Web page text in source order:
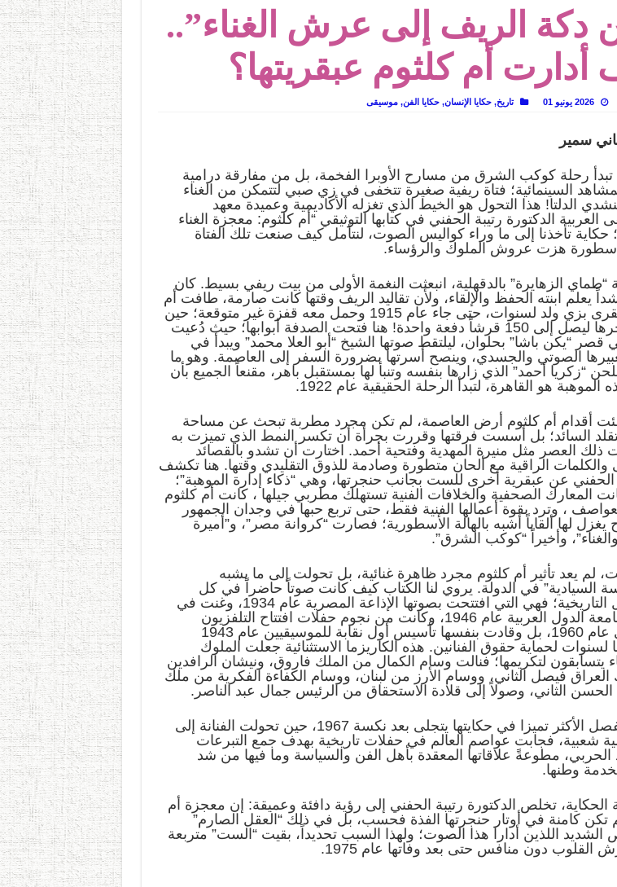
دكة الريف إلى عرش الغناء”..
أدارت أم كلثوم عبقريتها؟
2026 يونيو 01 تاريخ,حكايا الإنسان,حكايا الفن,موسيقى
سمير
تبدأ رحلة كوكب الشرق من مسارح الأوبرا الفخمة، بل من مفارقة درامية
السينمائية؛ فتاة ريفية صغيرة تتخفى في زي صبي لتتمكن من الغناء
الدلتا! هذا التحول هو الخيط الذي تغزله الأكاديمية وعميدة معهد
العربية الدكتورة رتيبة الحفني في كتابها التوثيقي “أم كلثوم: معجزة الغناء
حكاية تأخذنا إلى ما وراء كواليس الصوت، لنتأمل كيف صنعت تلك الفتاة
أسطورة هزت عروش الملوك والرؤساء.
الزهايرة” بالدقهلية، انبعثت النغمة الأولى من بيت ريفي بسيط. كان
يعلم ابنته الحفظ والإلقاء، ولأن تقاليد الريف وقتها كانت صارمة، طافت أم
كلثوم القرى بزي ولد لسنوات، حتى جاء عام 1915 وحمل معه قفزة غير متوقعة؛ حين
ارتفع أجرها ليصل إلى 150 قرشاً دفعة واحدة! هنا فتحت الصدفة أبوابها؛ حيث دُعيت
قصر “يكن باشا” بحلوان، ليلتقط صوتها الشيخ “أبو العلا محمد” ويبدأ في
الصوتي والجسدي، وينصح أسرتها بضرورة السفر إلى العاصمة. وهو ما
“زكريا أحمد” الذي زارها بنفسه وتنبأ لها بمستقبل باهر، مقنعاً الجميع بأن
هو القاهرة، لتبدأ الرحلة الحقيقية عام 1922.
أقدام أم كلثوم أرض العاصمة، لم تكن مجرد مطربة تبحث عن مساحة
تقلد السائد؛ بل أسست فرقتها وقررت بجرأة أن تكسر النمط الذي تميزت به
ذلك العصر مثل منيرة المهدية وفتحية أحمد. اختارت أن تشدو بالقصائد
الراقية مع ألحان متطورة وصادمة للذوق التقليدي وقتها. هنا تكشف
الحفني عن عبقرية أخرى للست بجانب حنجرتها، وهي “ذكاء إدارة الموهبة”؛
المعارك الصحفية والخلافات الفنية تستهلك مطربي جيلها ، كانت أم كلثوم
، وترد بقوة أعمالها الفنية فقط، حتى تربع حبها في وجدان الجمهور
يغزل لها ألقاباً أشبه بالهالة الأسطورية؛ فصارت “كروانة مصر”، و”أميرة
والغناء”، وأخيراً “كوكب الشرق”.
لم يعد تأثير أم كلثوم مجرد ظاهرة غنائية، بل تحولت إلى ما يشبه
السيادية” في الدولة. يروي لنا الكتاب كيف كانت صوتاً حاضراً في كل
المفاصل التاريخية؛ فهي التي افتتحت بصوتها الإذاعة المصرية عام 1934، وغنت في
افتتاح جامعة الدول العربية عام 1946، وكانت من نجوم حفلات افتتاح التلفزيون
المصري عام 1960، بل وقادت بنفسها تأسيس أول نقابة للموسيقيين عام 1943
لسنوات لحماية حقوق الفنانين. هذه الكاريزما الاستثنائية جعلت الملوك
يتسابقون لتكريمها؛ فنالت وسام الكمال من الملك فاروق، ونيشان الرافدين
فيصل الثاني، ووسام الأرز من لبنان، ووسام الكفاءة الفكرية من ملك
الثاني، وصولاً إلى قلادة الاستحقاق من الرئيس جمال عبد الناصر.
ولعل الفصل الأكثر تميزا في حكايتها يتجلى بعد نكسة 1967، حين تحولت الفنانة إلى
شعبية، فجابت عواصم العالم في حفلات تاريخية بهدف جمع التبرعات
الحربي، مطوعةً علاقاتها المعقدة بأهل الفن والسياسة وما فيها من شد
وطنها.
الحكاية، تخلص الدكتورة رتيبة الحفني إلى رؤية دافئة وعميقة: إن معجزة أم
تكن كامنة في أوتار حنجرتها الفذة فحسب، بل في ذلك “العقل الصارم”
الشديد اللذين أدارا هذا الصوت؛ ولهذا السبب تحديداً، بقيت “الست” متربعة
القلوب دون منافس حتى بعد وفاتها عام 1975.